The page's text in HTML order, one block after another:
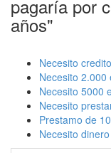
pagaría por
años"
Necesito
Necesito
Necesito 5000
Necesito
Prestamo de
Necesito